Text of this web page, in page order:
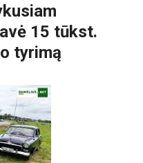
15 tūkst.
tyrimą